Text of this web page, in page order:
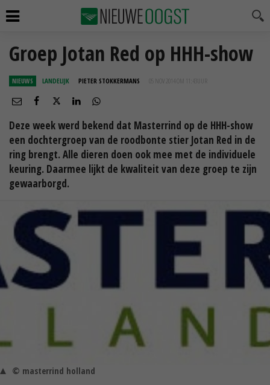
Groep Jotan Red op HHH-show
NIEUWS LANDELIJK PIETER STOKKERMANS 05 NOV 2014 OM 11:43
Deze week werd bekend dat Masterrind op de HHH-show
een dochtergroep van de roodbonte stier Jotan Red in de
ring brengt. Alle dieren doen ook mee met de individuele
keuring. Daarmee lijkt de kwaliteit van deze groep te zijn
gewaarborgd.
© masterrind holland